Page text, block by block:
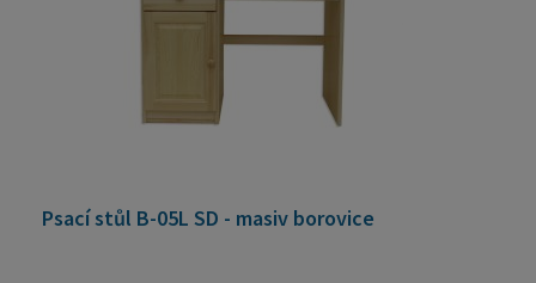
Psací stůl B-05L SD - masiv borovice